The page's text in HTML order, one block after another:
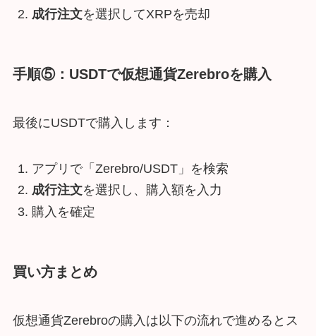
成行注文を選択してXRPを売却
手順⑤：USDTで仮想通貨Zerebroを購入
最後にUSDTで購入します：
アプリで「Zerebro/USDT」を検索
成行注文を選択し、購入額を入力
購入を確定
買い方 まとめ
仮想通貨Zerebroの購入は以下の流れで進めるとス